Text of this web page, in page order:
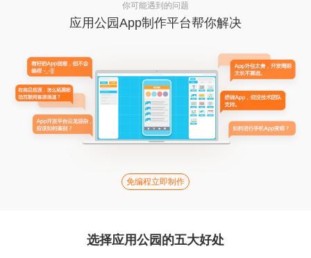
你可能遇到的问题
应用公园App制作平台帮你解决
免编程立即制作
选择应用公园的五大好处